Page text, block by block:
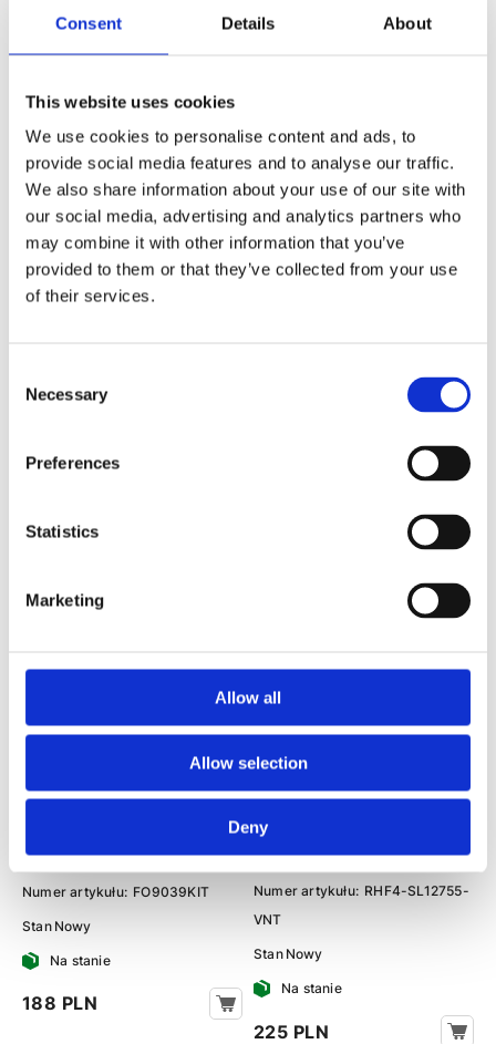
Consent Details About
This website uses cookies
We use cookies to personalise content and ads, to
provide social media features and to analyse our traffic.
We also share information about your use of our site with
our social media, advertising and analytics partners who
may combine it with other information that you’ve
provided to them or that they’ve collected from your use
of their services.
Selection
Necessary
Preferences
Statistics
Marketing
Allow all
Allow selection
Deny
Sprężarka klimatyzacji (7)
BESTSELLERY CZĘŚCI ZAMIENNYCH TEJ
MARKI FORD RANGER
T5 03-15, Audi A3 96-03, SEAT
Alhambra 96-10
Numer artykułu:
Na stanie
FO429.NLR0.BR
Zestaw naprawczy przekladni
kierowniczej Ford Ranger 11-22
Numer artykułu: FO9039KIT
Stan Nowy
Na stanie
188 PLN
(geometria) IHI RHF4V Ford
Ranger 06-11, Mercedes-Benz
Vito W639 03-14, Mazda BT-50
06-12
Numer artykułu: RHF4-SL12755-
VNT
Stan Nowy
Na stanie
225 PLN